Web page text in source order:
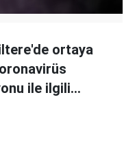
ortaya
ile ilgili